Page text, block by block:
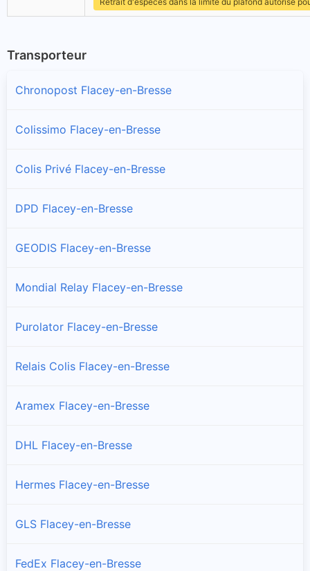
Transporteur
Chronopost Flacey-en-Bresse
Colissimo Flacey-en-Bresse
Colis Privé Flacey-en-Bresse
DPD Flacey-en-Bresse
GEODIS Flacey-en-Bresse
Mondial Relay Flacey-en-Bresse
Purolator Flacey-en-Bresse
Relais Colis Flacey-en-Bresse
Aramex Flacey-en-Bresse
DHL Flacey-en-Bresse
Hermes Flacey-en-Bresse
GLS Flacey-en-Bresse
FedEx Flacey-en-Bresse